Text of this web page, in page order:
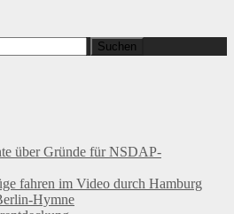
über Gründe für NSDAP-
fahren im Video durch Hamburg
Hymne